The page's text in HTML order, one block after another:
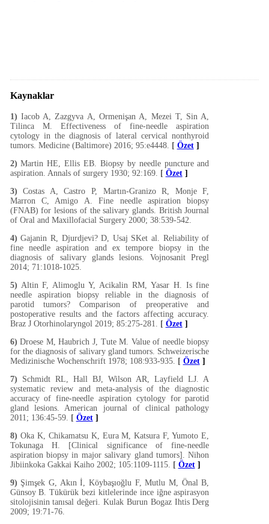
Kaynaklar
1) Iacob A, Zazgyva A, Ormenişan A, Mezei T, Sin A,
Tilinca M. Effectiveness of fine-needle aspiration
cytology in the diagnosis of lateral cervical nonthyroid
tumors. Medicine (Baltimore) 2016; 95:e4448. [ Özet]
2) Martin HE, Ellis EB. Biopsy by needle puncture and
aspiration. Annals of surgery 1930; 92:169. [ Özet]
3) Costas A, Castro P, Martın-Granizo R, Monje F,
Marron C, Amigo A. Fine needle aspiration biopsy
(FNAB) for lesions of the salivary glands. British Journal
of Oral and Maxillofacial Surgery 2000; 38:539-542.
4) Gajanin R, Djurdjevi? D, Usaj SKet al. Reliability of
fine needle aspiration and ex tempore biopsy in the
diagnosis of salivary glands lesions. Vojnosanit Pregl
2014; 71:1018-1025.
5) Altin F, Alimoglu Y, Acikalin RM, Yasar H. Is fine
needle aspiration biopsy reliable in the diagnosis of
parotid tumors? Comparison of preoperative and
postoperative results and the factors affecting accuracy.
Braz J Otorhinolaryngol 2019; 85:275-281. [ Özet]
6) Droese M, Haubrich J, Tute M. Value of needle biopsy
for the diagnosis of salivary gland tumors. Schweizerische
Medizinische Wochenschrift 1978; 108:933-935. [ Özet]
7) Schmidt RL, Hall BJ, Wilson AR, Layfield LJ. A
systematic review and meta-analysis of the diagnostic
accuracy of fine-needle aspiration cytology for parotid
gland lesions. American journal of clinical pathology
2011; 136:45-59. [ Özet]
8) Oka K, Chikamatsu K, Eura M, Katsura F, Yumoto E,
Tokunaga H. [Clinical significance of fine-needle
aspiration biopsy in major salivary gland tumors]. Nihon
Jibiinkoka Gakkai Kaiho 2002; 105:1109-1115. [ Özet]
9) Şimşek G, Akın İ, Köybaşıoğlu F, Mutlu M, Önal B,
Günsoy B. Tükürük bezi kitlelerinde ince iğne aspirasyon
sitolojisinin tanısal değeri. Kulak Burun Bogaz Ihtis Derg
2009; 19:71-76.